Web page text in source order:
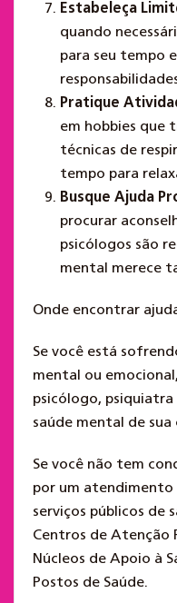
Estabeleça
quando
para seu tempo
Pratique
em hobbies que
técnicas de
tempo para
Busque Ajuda
procurar
psicólogos são
mental merece
Onde encontrar
Se você está
mental ou
psicólogo,
saúde mental de sua
Se você não tem
por um atendimento
serviços públicos de
Centros de Atenção
Núcleos de Apoio à
Postos de Saúde.